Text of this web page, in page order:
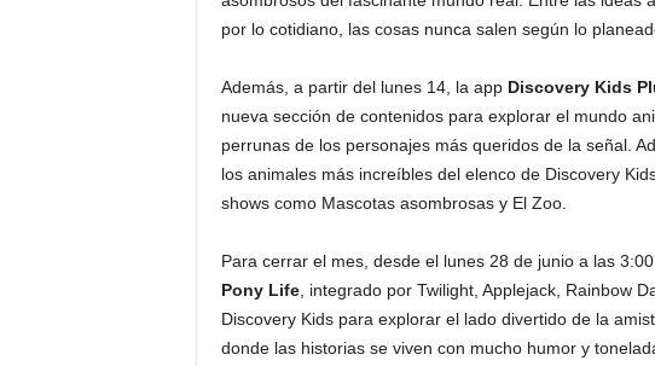
por lo cotidiano, las cosas nunca salen según lo
Además, a partir del lunes 14, la app Discovery Kids
nueva sección de contenidos para explorar el mundo
perrunas de los personajes más queridos de la señal.
los animales más increíbles del elenco de Discovery
shows como Mascotas asombrosas y El Zoo.
Para cerrar el mes, desde el lunes 28 de junio a las
Pony Life, integrado por Twilight, Applejack, Rainbow
Discovery Kids para explorar el lado divertido de la
donde las historias se viven con mucho humor y